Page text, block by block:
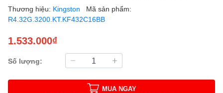
Thương hiệu: Kingston
Mã sản phẩm:
R4.32G.3200.KT.KF432C16BB
1.533.000₫
Số lượng:
MUA NGAY